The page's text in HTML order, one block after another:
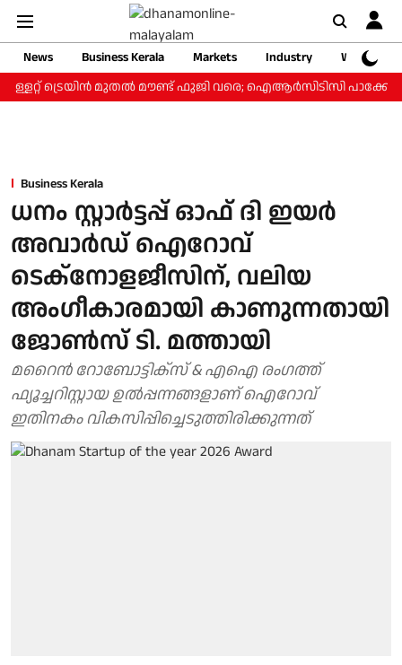
News Business Kerala Markets Industry
Web
ട്രെയിന്‍ മുതല്‍ മൗണ്ട് ഫുജി വരെ; ഐആര്‍സിടിസി പാക്കേജ്
Business Kerala
ധനം സ്റ്റാർട്ടപ്പ് ഓഫ് ദി ഇയർ
അവാർഡ് ഐറോവ്
ടെക്നോളജീസിന്, വലിയ
അംഗീകാരമായി കാണുന്നതായി
ജോൺസ് ടി. മത്തായി
മറൈന്‍ റോബോട്ടിക്‌സ് & എഐ രംഗത്ത്
ഫ്യൂച്ചറിസ്റ്റായ ഉല്‍പ്പന്നങ്ങളാണ് ഐറോവ്
ഇതിനകം വികസിപ്പിച്ചെടുത്തിരിക്കുന്നത്